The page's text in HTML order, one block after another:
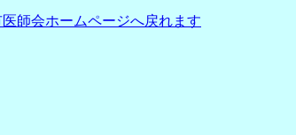
師会ホームページへ戻れます